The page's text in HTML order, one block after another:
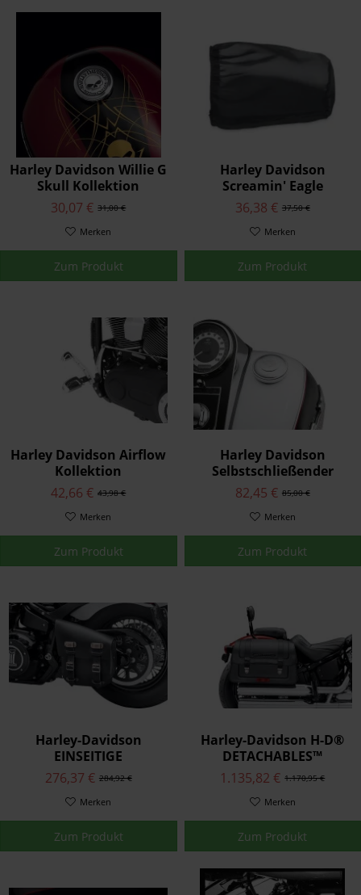
Harley Davidson Willie G
Skull Kollektion
Tankdeckel Medaillon
Chrom 99670-04
31,00 €
30,07 €
Merken
Zum Produkt
Harley Davidson
Screamin' Eagle
Luftfilter-Regenschutz
29493-05A
37,50 €
36,38 €
Merken
Zum Produkt
Harley Davidson Airflow
Kollektion
Schaltfußraste Chrom
33600075
43,98 €
42,66 €
Merken
Zum Produkt
Harley Davidson
Selbstschließender
Tankdeckel mit Bar &
Shield® Logo 61100129A
85,00 €
82,45 €
Merken
Zum Produkt
Harley-Davidson
EINSEITIGE
SCHWINGENTASCHE -
SCHWARZES LEDER
90201567
284,92 €
276,37 €
Merken
Zum Produkt
Harley-Davidson H-D®
DETACHABLES™
SATTELTASCHEN
90201561A
1.170,95 €
1.135,82 €
Merken
Zum Produkt